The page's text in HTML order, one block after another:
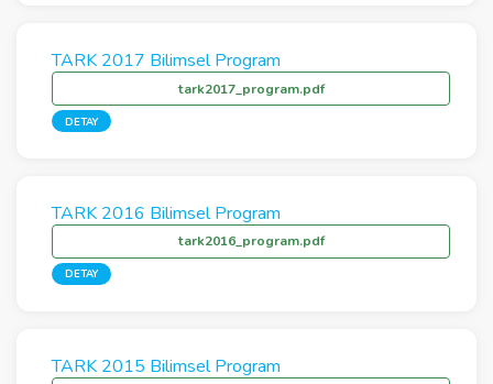
TARK 2017 Bilimsel Program
tark2017_program.pdf
DETAY
TARK 2016 Bilimsel Program
tark2016_program.pdf
DETAY
TARK 2015 Bilimsel Program